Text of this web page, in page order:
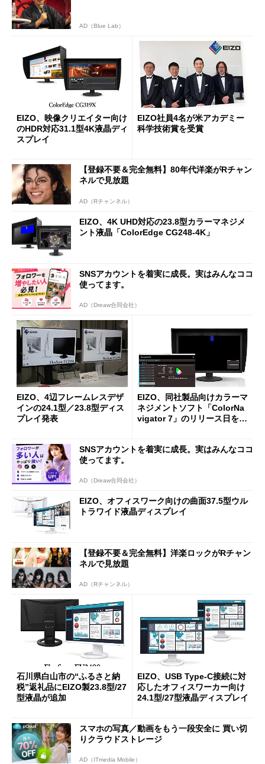
AD（Blue Lab）
EIZO、映像クリエイター向け
のHDR対応31.1型4K液晶ディ
スプレイ
EIZO社員4名が米アカデミー
科学技術賞を受賞
【登録不要＆完全無料】80年代洋楽がRチャン
ネルで見放題
AD（Rチャンネル）
EIZO、4K UHD対応の23.8型カラーマネジメ
ント液晶「ColorEdge CG248-4K」
SNSアカウントを着実に成長。実はみんなココ
使ってます。
AD（Dreaw合同会社）
EIZO、4辺フレームレスデザ
インの24.1型／23.8型ディス
プレイ発表
EIZO、同社製品向けカラーマ
ネジメントソフト「ColorNa
vigator 7」のリリース日を変
SNSアカウントを着実に成長。実はみんなココ
使ってます。
AD（Dreaw合同会社）
EIZO、オフィスワーク向けの曲面37.5型ウル
トラワイド液晶ディスプレイ
【登録不要＆完全無料】洋楽ロックがRチャン
ネルで見放題
AD（Rチャンネル）
石川県白山市の“ふるさと納
税”返礼品にEIZO製23.8型/27
型液晶が追加
EIZO、USB Type-C接続に対
応したオフィスワーカー向け
24.1型/27型液晶ディスプレイ
スマホの写真／動画をもう一段安全に 買い切
りクラウドストレージ
AD（ITmedia Mobile）